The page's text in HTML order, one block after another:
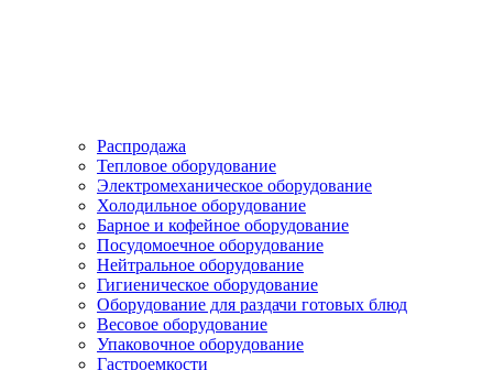
Распродажа
Тепловое оборудование
Электромеханическое оборудование
Холодильное оборудование
Барное и кофейное оборудование
Посудомоечное оборудование
Нейтральное оборудование
Гигиеническое оборудование
Оборудование для раздачи готовых блюд
Весовое оборудование
Упаковочное оборудование
Гастроемкости